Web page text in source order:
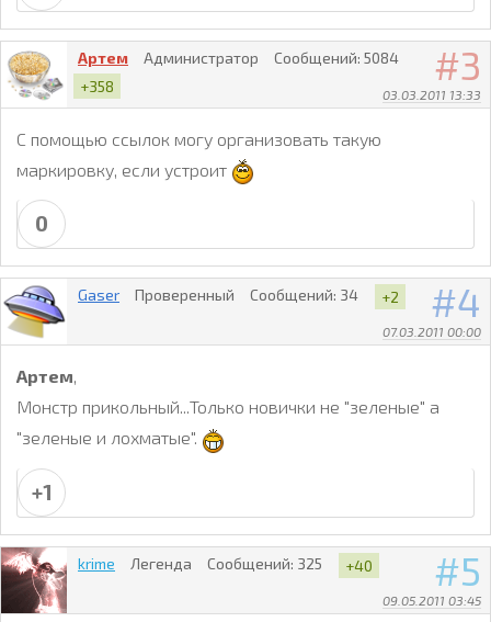
3
03.03.2011 13:33
Артем Администратор Сообщений: 5084
+358
С помощью ссылок могу организовать такую
маркировку, если устроит
0
4
07.03.2011 00:00
Gaser Проверенный Сообщений: 34 +2
Артем,
Монстр прикольный...Только новички не "зеленые" а
"зеленые и лохматые".
+1
5
09.05.2011 03:45
krime Легенда Сообщений: 325 +40